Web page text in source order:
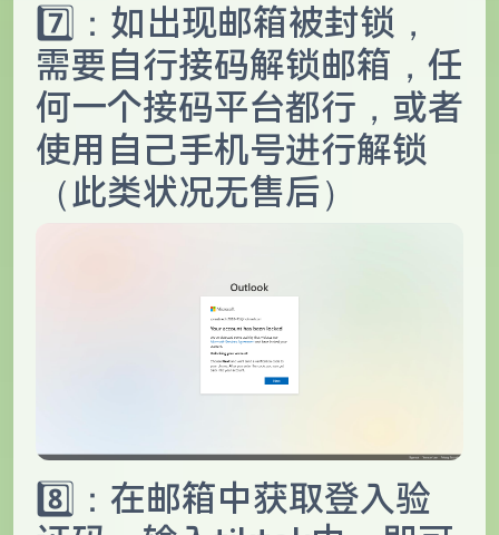
7️⃣：如出现邮箱被封锁，
需要自行接码解锁邮箱，任
何一个接码平台都行，或者
使用自己手机号进行解锁
（此类状况无售后）
8️⃣：在邮箱中获取登入验